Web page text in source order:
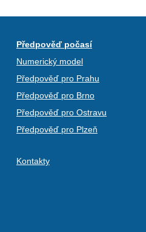
Předpověď počasí
Numerický model
Předpověď pro Prahu
Předpověď pro Brno
Předpověď pro Ostravu
Předpověď pro Plzeň
Kontakty